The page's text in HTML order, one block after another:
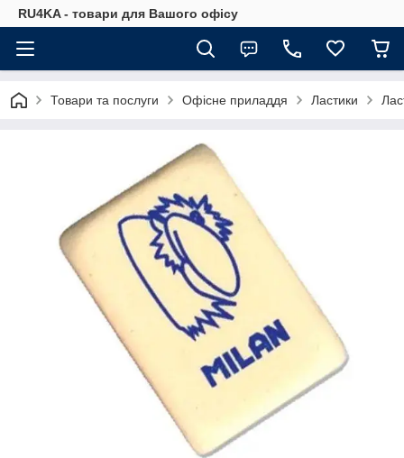
RU4KA - товари для Вашого офісу
Товари та послуги Офісне приладдя Ластики